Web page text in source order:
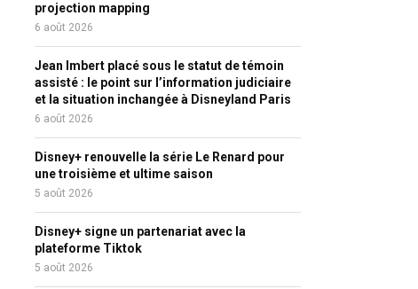
projection mapping
6 août 2026
Jean Imbert placé sous le statut de témoin
assisté : le point sur l’information judiciaire
et la situation inchangée à Disneyland Paris
6 août 2026
Disney+ renouvelle la série Le Renard pour
une troisième et ultime saison
5 août 2026
Disney+ signe un partenariat avec la
plateforme Tiktok
5 août 2026